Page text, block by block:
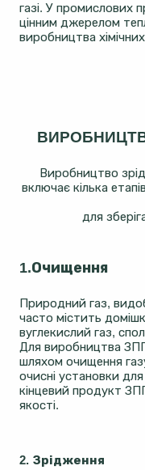
газі. У промислових
цінним джерелом
виробництва
Виробництво
включає кілька
для
1.Очищення
Природний газ,
часто містить
вуглекислий газ,
Для виробництва
шляхом очищення
очисні установки
кінцевий продукт
якості.
2. Зрідження